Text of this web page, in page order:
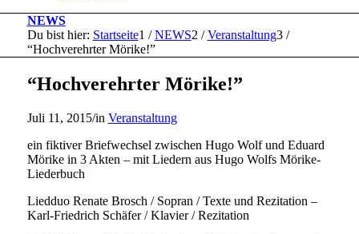
NEWS
Du bist hier: Startseite1 / NEWS2 / Veranstaltung3 /
“Hochverehrter Mörike!”
“Hochverehrter Mörike!”
Juli 11, 2015/in Veranstaltung
ein fiktiver Briefwechsel zwischen Hugo Wolf und Eduard
Mörike in 3 Akten – mit Liedern aus Hugo Wolfs Mörike-
Liederbuch
Liedduo Renate Brosch / Sopran / Texte und Rezitation –
Karl-Friedrich Schäfer / Klavier / Rezitation